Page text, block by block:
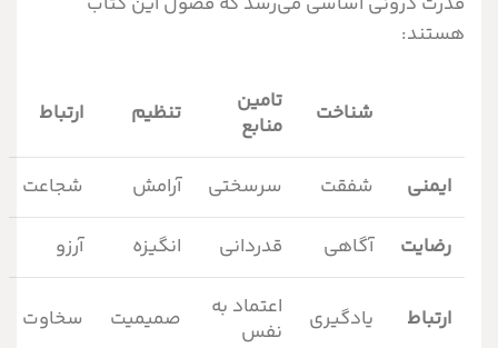
هستند:
شناخت
تامین
منابع
تنظیم ارتباط
ایمنی شفقت سرسختی آرامش شجاعت
رضایت آگاهی قدردانی انگیزه آرزو
ارتباط یادگیری
اعتماد به
نفس
صمیمیت سخاوت